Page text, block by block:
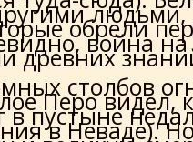
людьми,
обрели
война
древних
столбов
Перо видел,
пустыне
в Неваде).